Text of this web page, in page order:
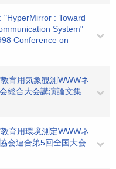
"HyperMirror : Toward
System"
Conference on
育用気象観測WWWネ
総合大会講演論文集.
育用環境測定WWWネ
会連合第5回全国大会